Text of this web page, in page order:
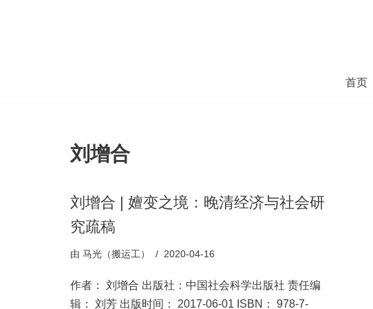
首页
刘增合
刘增合 | 嬗变之境：晚清经济与社会研
究疏稿
由 马光（搬运工） 2020-04-16
作者： 刘增合 出版社：中国社会科学出版社 责任编
辑： 刘芳 出版时间： 2017-06-01 ISBN： 978-7-